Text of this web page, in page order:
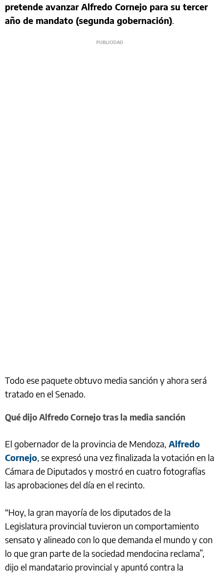
pretende avanzar Alfredo Cornejo para su tercer
año de mandato (segunda gobernación).
Todo ese paquete obtuvo media sanción y ahora será
tratado en el Senado.
Qué dijo Alfredo Cornejo tras la media sanción
El gobernador de la provincia de Mendoza, Alfredo
Cornejo, se expresó una vez finalizada la votación en la
Cámara de Diputados y mostró en cuatro fotografías
las aprobaciones del día en el recinto.
“Hoy, la gran mayoría de los diputados de la
Legislatura provincial tuvieron un comportamiento
sensato y alineado con lo que demanda el mundo y con
lo que gran parte de la sociedad mendocina reclama”,
dijo el mandatario provincial y apuntó contra la